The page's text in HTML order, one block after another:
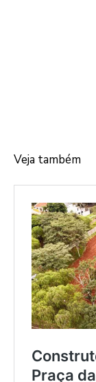
Veja também